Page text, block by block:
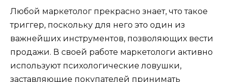
Любой маркетолог прекрасно знает, что такое
триггер, поскольку для него это один из
важнейших инструментов, позволяющих вести
продажи. В своей работе маркетологи активно
используют психологические ловушки,
заставляющие покупателей принимать